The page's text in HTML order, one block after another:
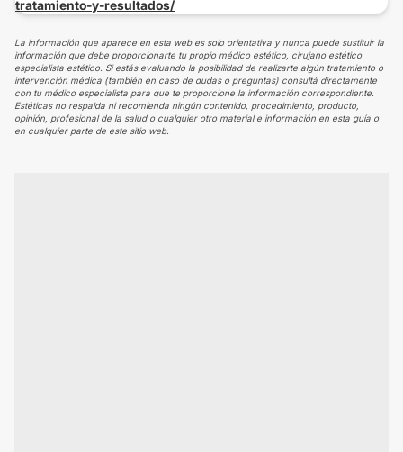
tratamiento-y-resultados/
La información que aparece en esta web es solo orientativa y nunca puede sustituir la
información que debe proporcionarte tu propio médico estético, cirujano estético
especialista estético. Si estás evaluando la posibilidad de realizarte algún tratamiento o
intervención médica (también en caso de dudas o preguntas) consultá directamente
con tu médico especialista para que te proporcione la información correspondiente.
Estéticas no respalda ni recomienda ningún contenido, procedimiento, producto,
opinión, profesional de la salud o cualquier otro material e información en esta guía o
en cualquier parte de este sitio web.